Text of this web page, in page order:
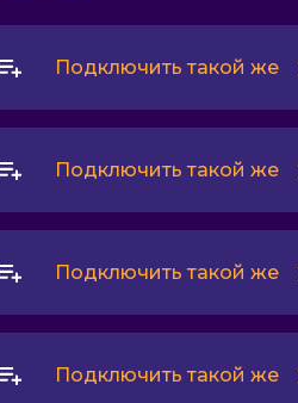
Подключить такой же
Подключить такой же
Подключить такой же
Подключить такой же